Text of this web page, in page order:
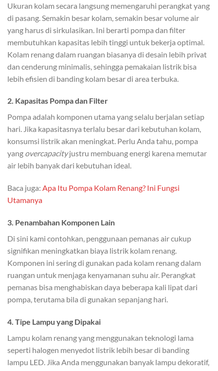
Ukuran kolam secara langsung memengaruhi perangkat yang
di pasang. Semakin besar kolam, semakin besar volume air
yang harus di sirkulasikan. Ini berarti pompa dan filter
membutuhkan kapasitas lebih tinggi untuk bekerja optimal.
Kolam renang dalam ruangan biasanya di desain lebih privat
dan cenderung minimalis, sehingga pemakaian listrik bisa
lebih efisien di banding kolam besar di area terbuka.
2. Kapasitas Pompa dan Filter
Pompa adalah komponen utama yang selalu berjalan setiap
hari. Jika kapasitasnya terlalu besar dari kebutuhan kolam,
konsumsi listrik akan meningkat. Perlu Anda tahu, pompa
yang overcapacityjustru membuang energi karena memutar
air lebih banyak dari kebutuhan ideal.
Baca juga: Apa Itu Pompa Kolam Renang? Ini Fungsi
Utamanya
3. Penambahan Komponen Lain
Di sini kami contohkan, penggunaan pemanas air cukup
signifikan meningkatkan biaya listrik kolam renang.
Komponen ini sering di gunakan pada kolam renang dalam
ruangan untuk menjaga kenyamanan suhu air. Perangkat
pemanas bisa menghabiskan daya beberapa kali lipat dari
pompa, terutama bila di gunakan sepanjang hari.
4. Tipe Lampu yang Dipakai
Lampu kolam renang yang menggunakan teknologi lama
seperti halogen menyedot listrik lebih besar di banding
lampu LED. Jika Anda menggunakan banyak lampu dekoratif,